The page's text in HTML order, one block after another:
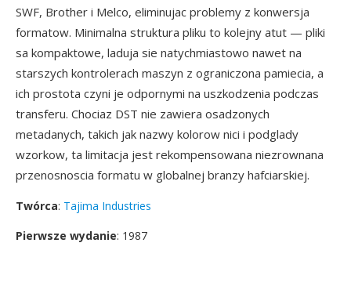
SWF, Brother i Melco, eliminujac problemy z konwersja
formatow. Minimalna struktura pliku to kolejny atut — pliki
sa kompaktowe, laduja sie natychmiastowo nawet na
starszych kontrolerach maszyn z ograniczona pamiecia, a
ich prostota czyni je odpornymi na uszkodzenia podczas
transferu. Chociaz DST nie zawiera osadzonych
metadanych, takich jak nazwy kolorow nici i podglady
wzorkow, ta limitacja jest rekompensowana niezrownana
przenosnoscia formatu w globalnej branzy hafciarskiej.
Twórca: Tajima Industries
Pierwsze wydanie: 1987